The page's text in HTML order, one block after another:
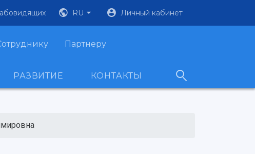
RU Личный кабинет
Партнеру
РАЗВИТИЕ КОНТАКТЫ